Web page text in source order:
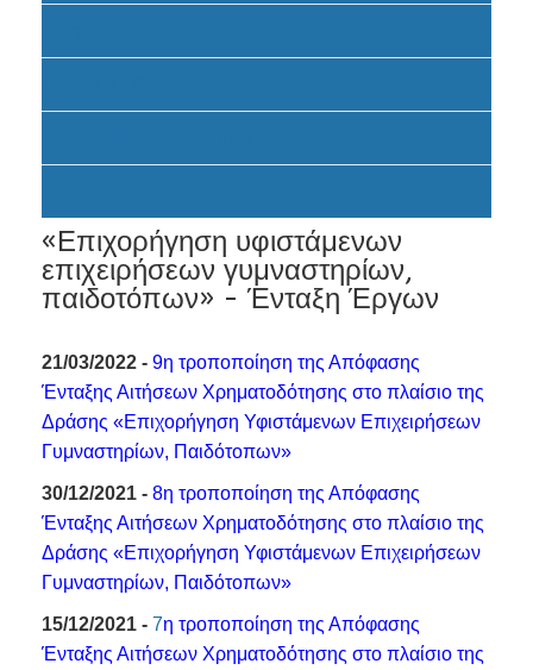
«Επιχορήγηση υφιστάμενων
επιχειρήσεων γυμναστηρίων,
παιδοτόπων» - Ένταξη Έργων
21/03/2022 - 9η τροποποίηση της Απόφασης
Ένταξης Αιτήσεων Χρηματοδότησης στο πλαίσιο της
Δράσης «Επιχορήγηση Υφιστάμενων Επιχειρήσεων
Γυμναστηρίων, Παιδότοπων»
30/12/2021 - 8η τροποποίηση της Απόφασης
Ένταξης Αιτήσεων Χρηματοδότησης στο πλαίσιο της
Δράσης «Επιχορήγηση Υφιστάμενων Επιχειρήσεων
Γυμναστηρίων, Παιδότοπων»
15/12/2021 - 7η τροποποίηση της Απόφασης
Ένταξης Αιτήσεων Χρηματοδότησης στο πλαίσιο της